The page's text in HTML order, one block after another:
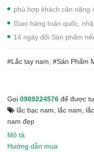
phù hợp khách cân nặng
Giao hàng toàn quốc,
14 ngày đổi Sản phẩm
#Lắc tay nam, #Sản Phẩm
Gọi 0989224576 để được
lắc bạc nam
lắc nam
nam đẹp
Mô tả
Hướng dẫn mua